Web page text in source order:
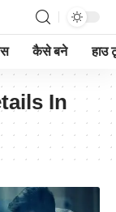
कैसे बने हाउ
In